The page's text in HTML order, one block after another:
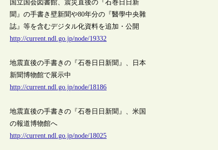
国立国会図書館、震災直後の『石巻日日新
聞』の手書き壁新聞や80年分の『醫學中央雜
誌』等を含むデジタル化資料を追加・公開
http://current.ndl.go.jp/node/19332
地震直後の手書きの『石巻日日新聞』、日本
新聞博物館で展示中
http://current.ndl.go.jp/node/18186
地震直後の手書きの『石巻日日新聞』、米国
の報道博物館へ
http://current.ndl.go.jp/node/18025